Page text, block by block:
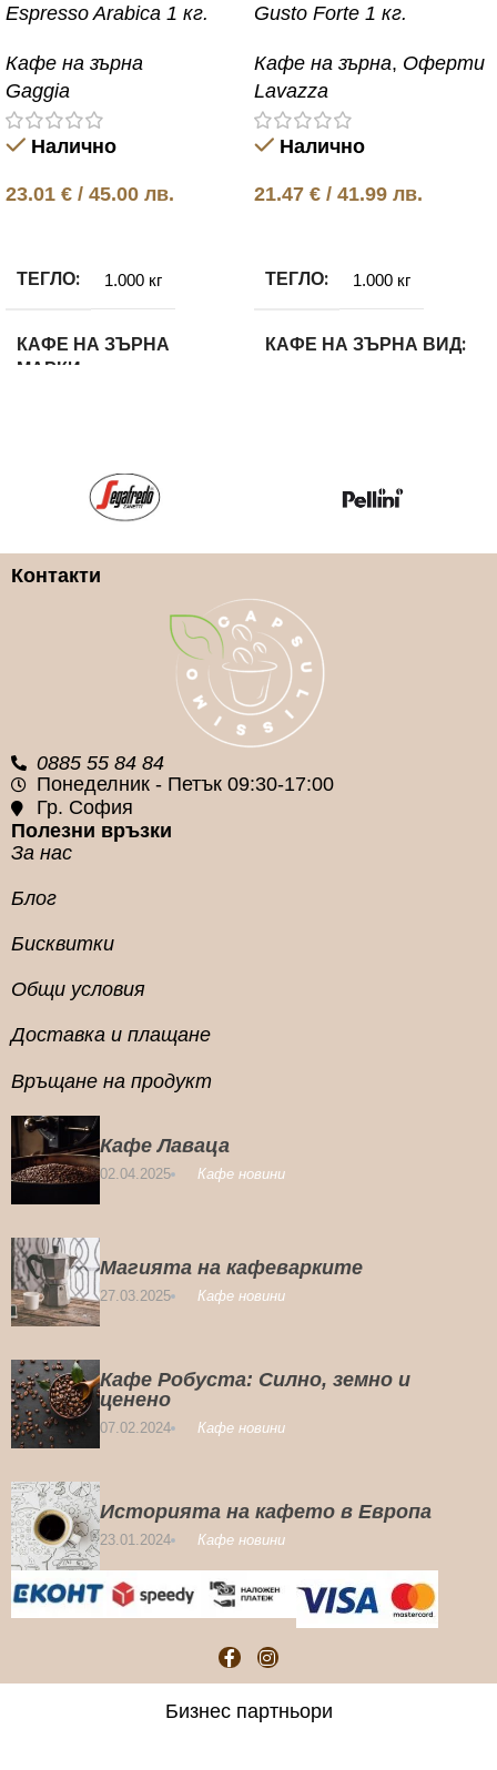
Espresso Arabica 1 кг.
Кафе на зърна
Gaggia
Налично
23.01 € / 45.00 лв.
ТЕГЛО 1.000 кг
КАФЕ НА ЗЪРНА
МАРКИ
КАФЕ НА ЗЪРНА ВИД
100% Арабика
Gusto Forte 1 кг.
Кафе на зърна, Оферти
Lavazza
Налично
21.47 € / 41.99 лв.
ТЕГЛО 1.000 кг
КАФЕ НА ЗЪРНА ВИД
Lavazza
КАФЕ НА ЗЪРНА
ГРАМАЖ
1кг.
Контакти
0885 55 84 84
Понеделник - Петък 09:30-17:00
Гр. София
Полезни връзки
За нас
Блог
Бисквитки
Общи условия
Доставка и плащане
Връщане на продукт
Кафе Лаваца
02.04.2025 Кафе новини
Магията на кафеварките
27.03.2025 Кафе новини
Кафе Робуста: Силно, земно и
ценено
07.02.2024 Кафе новини
Историята на кафето в Европа
23.01.2024 Кафе новини
Бизнес партньори